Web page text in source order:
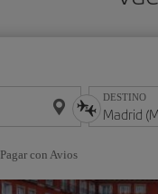
DESTINO
Pagar con Avios